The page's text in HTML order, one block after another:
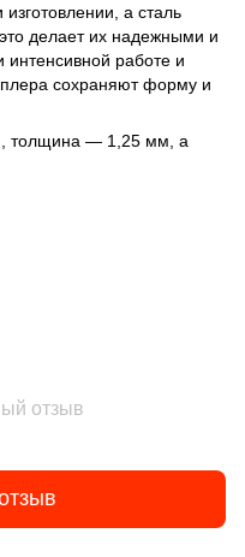
а сталь
делает их надежными и
работе и
сохраняют форму и
толщина — 1,25 мм, а
отзыв